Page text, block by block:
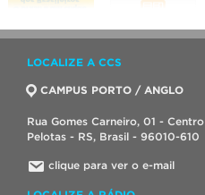
LOCALIZE A CCS
CAMPUS PORTO / ANGLO
Rua Gomes Carneiro, 01 - Centro
Pelotas - RS, Brasil - 96010-610
clique para ver o e-mail